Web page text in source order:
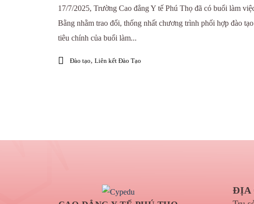
17/7/2025, Trường Cao đẳng Y tế Phú Thọ đã có buổi làm
Bằng nhằm trao đổi, thống nhất chương trình phối hợp đào
tiêu chính của buổi làm...
Đào tạo, Liên kết Đào Tạo
ĐỊA